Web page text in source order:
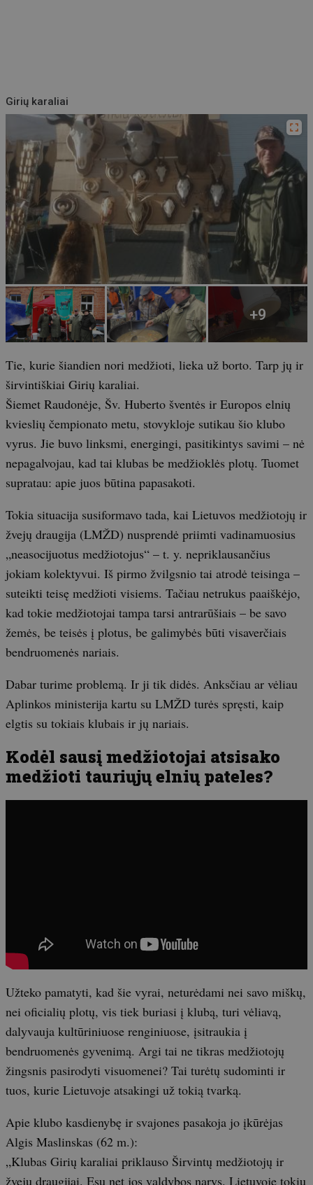
Girių karaliai
Tie, kurie šiandien nori medžioti, lieka už borto. Tarp jų ir
širvintiškiai Girių karaliai.
Šiemet Raudonėje, Šv. Huberto šventės ir Europos elnių
kvieslių čempionato metu, stovykloje sutikau šio klubo
vyrus. Jie buvo linksmi, energingi, pasitikintys savimi – nė
nepagalvojau, kad tai klubas be medžioklės plotų. Tuomet
supratau: apie juos būtina papasakoti.
Tokia situacija susiformavo tada, kai Lietuvos medžiotojų ir
žvejų draugija (LMŽD) nusprendė priimti vadinamuosius
„neasocijuotus medžiotojus“ – t. y. nepriklausančius
jokiam kolektyvui. Iš pirmo žvilgsnio tai atrodė teisinga –
suteikti teisę medžioti visiems. Tačiau netrukus paaiškėjo,
kad tokie medžiotojai tampa tarsi antrarūšiais – be savo
žemės, be teisės į plotus, be galimybės būti visaverčiais
bendruomenės nariais.
Dabar turime problemą. Ir ji tik didės. Anksčiau ar vėliau
Aplinkos ministerija kartu su LMŽD turės spręsti, kaip
elgtis su tokiais klubais ir jų nariais.
Kodėl sausį medžiotojai atsisako
medžioti tauriųjų elnių pateles?
Užteko pamatyti, kad šie vyrai, neturėdami nei savo miškų,
nei oficialių plotų, vis tiek buriasi į klubą, turi vėliavą,
dalyvauja kultūriniuose renginiuose, įsitraukia į
bendruomenės gyvenimą. Argi tai ne tikras medžiotojų
žingsnis pasirodyti visuomenei? Tai turėtų sudominti ir
tuos, kurie Lietuvoje atsakingi už tokią tvarką.
Apie klubo kasdienybę ir svajones pasakoja jo įkūrėjas
Algis Maslinskas (62 m.):
„Klubas Girių karaliai priklauso Širvintų medžiotojų ir
žvejų draugijai. Esu net jos valdybos narys. Lietuvoje tokių